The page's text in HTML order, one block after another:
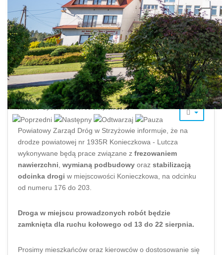
Informacja o
zamknięciu drogi w
Konieczkowej
mlenart Opublikowano: 08 sierpień 2025
Powiatowy Zarząd Dróg w Strzyżowie informuje, że na
drodze powiatowej nr 1935R Konieczkowa - Lutcza
wykonywane będą prace związane z frezowaniem
nawierzchni, wymianą podbudowy oraz stabilizacją
odcinka drogi w miejscowości Konieczkowa, na odcinku
od numeru 176 do 203.
Droga w miejscu prowadzonych robót będzie
zamknięta dla ruchu kołowego od 13 do 22 sierpnia.
Prosimy mieszkańców oraz kierowców o dostosowanie się